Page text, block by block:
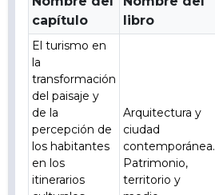
capítulo
libro
El turismo en
la
transformación
del paisaje y
de la
percepción de
los habitantes
en los
itinerarios
Arquitectura y
ciudad
contemporánea.
Patrimonio,
territorio y